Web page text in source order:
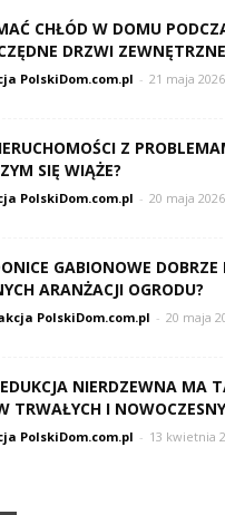
CHŁÓD W DOMU
DRZWI
PolskiDom.com.pl - 21 maja 2026
Z
SIĘ WIĄŻE?
PolskiDom.com.pl - 20 maja 2026
GABIONOWE DOBRZE
ARANŻACJI OGRODU?
PolskiDom.com.pl - 20 maja
NIERDZEWNA MA
TRWAŁYCH I
PolskiDom.com.pl - 13 kwietnia